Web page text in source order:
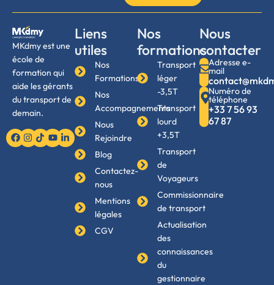
MKdmy est une
école de
formation qui
aide les gérants
du transport de
demain.
Liens
utiles
Nos
Formations
Nos
Accompagnements
Nous
Rejoindre
Blog
Contactez-
nous
Mentions
légales
CGV
Nos
formations
Transport
léger
-3,5T
Transport
lourd
+3,5T
Transport
de
Voyageurs
Commissionnaire
de transport
Actualisation
des
connaissances
du
gestionnaire
Nous
contacter
Adresse e-
mail
Numéro de
téléphone
+33 7 56 93
67 87